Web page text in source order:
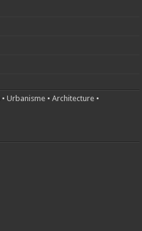
•Urbanisme •Architecture •